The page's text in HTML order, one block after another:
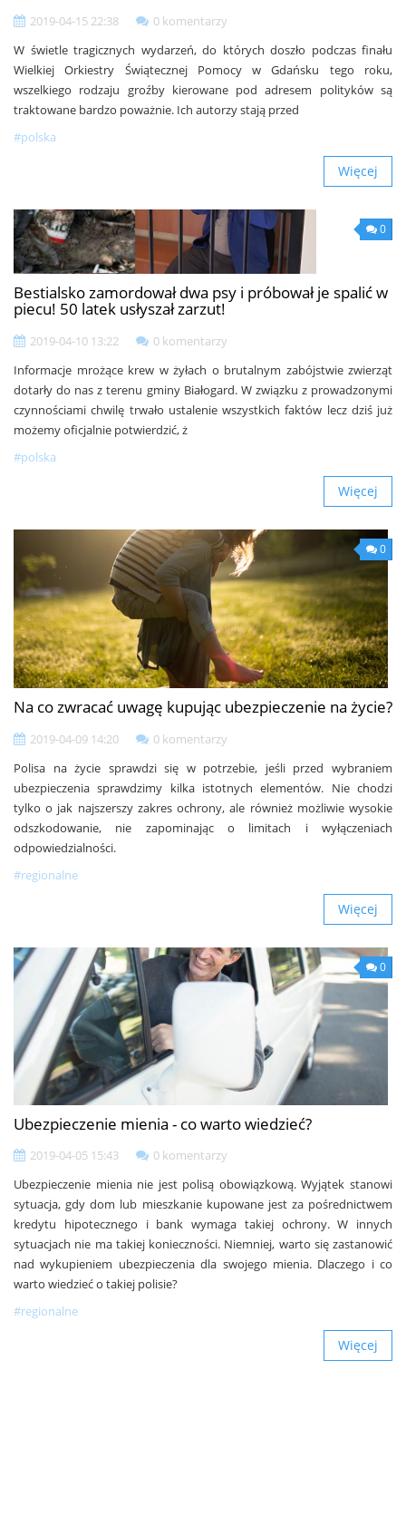
2019-04-15 22:38
0 komentarzy
W świetle tragicznych wydarzeń, do których doszło podczas finału
Wielkiej Orkiestry Świątecznej Pomocy w Gdańsku tego roku,
wszelkiego rodzaju groźby kierowane pod adresem polityków są
traktowane bardzo poważnie. Ich autorzy stają przed
#polska
Więcej
0
Bestialsko zamordował dwa psy i próbował je spalić w
piecu! 50 latek usłyszał zarzut!
2019-04-10 13:22
0 komentarzy
Informacje mrożące krew w żyłach o brutalnym zabójstwie zwierząt
dotarły do nas z terenu gminy Białogard. W związku z prowadzonymi
czynnościami chwilę trwało ustalenie wszystkich faktów lecz dziś już
możemy oficjalnie potwierdzić, ż
#polska
Więcej
0
Na co zwracać uwagę kupując ubezpieczenie na życie?
2019-04-09 14:20
0 komentarzy
Polisa na życie sprawdzi się w potrzebie, jeśli przed wybraniem
ubezpieczenia sprawdzimy kilka istotnych elementów. Nie chodzi
tylko o jak najszerszy zakres ochrony, ale również możliwie wysokie
odszkodowanie, nie zapominając o limitach i wyłączeniach
odpowiedzialności.
#regionalne
Więcej
0
Ubezpieczenie mienia - co warto wiedzieć?
2019-04-05 15:43
0 komentarzy
Ubezpieczenie mienia nie jest polisą obowiązkową. Wyjątek stanowi
sytuacja, gdy dom lub mieszkanie kupowane jest za pośrednictwem
kredytu hipotecznego i bank wymaga takiej ochrony. W innych
sytuacjach nie ma takiej konieczności. Niemniej, warto się zastanowić
nad wykupieniem ubezpieczenia dla swojego mienia. Dlaczego i co
warto wiedzieć o takiej polisie?
#regionalne
Więcej